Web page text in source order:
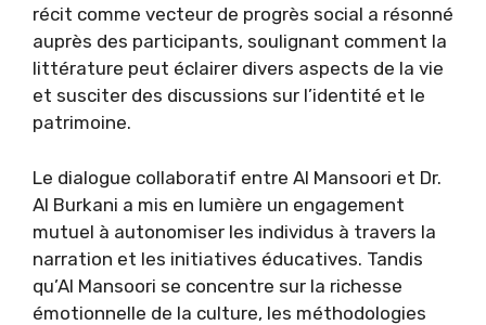
récit comme vecteur de progrès social a résonné
auprès des participants, soulignant comment la
littérature peut éclairer divers aspects de la vie
et susciter des discussions sur l’identité et le
patrimoine.
Le dialogue collaboratif entre Al Mansoori et Dr.
Al Burkani a mis en lumière un engagement
mutuel à autonomiser les individus à travers la
narration et les initiatives éducatives. Tandis
qu’Al Mansoori se concentre sur la richesse
émotionnelle de la culture, les méthodologies